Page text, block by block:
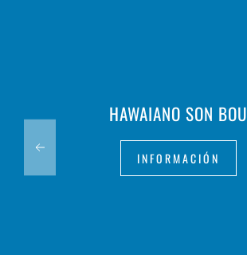
HAWAIANO SON BOU
INFORMACIÓN